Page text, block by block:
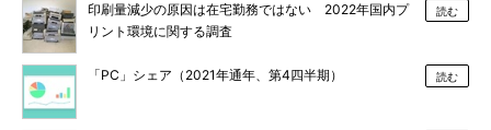
印刷量減少の原因は在宅勤務ではない 2022年国内プ
リント環境に関する調査
読む
「PC」シェア（2021年通年、第4四半期） 読む